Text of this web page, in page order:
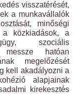
visszatérését,
a munkavállalók
minőségi
a közkiadások, a
szociális
hatóan
megelőzését
kell akadályozni a
alapjainak
kirekesztés